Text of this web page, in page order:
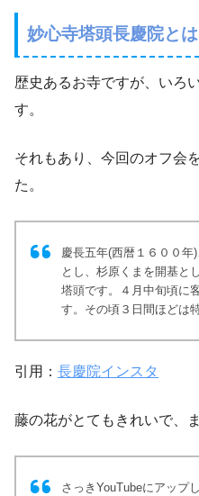
妙心寺塔頭長慶院とは
歴史あるお寺ですが、いろ
す。
それもあり、今回のオフ会
た。
慶長五年(西暦１６００年
とし、杉原くまを開基と
塔頭です。４月中旬頃に
す。その頃３日間ほどは
引用： 長慶院インスタ
藤の花がとてもきれいで、
さっきYouTubeにアップ